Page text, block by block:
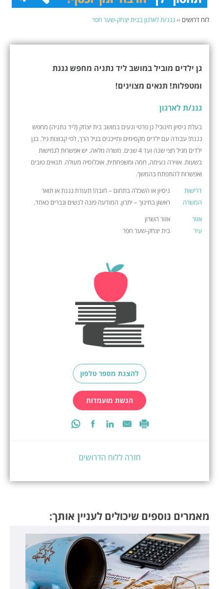
לוח דרושים ››גננ/ת לארגון בבית יצחק-שער חפר
גן ילדים מוביל במושב ליד נתניה מחפש גננת
ומטפלות! תנאים מצוינים!
גננ/ת לארגון
בעלת ניסיון חינוכי? גן פרטי ונעים במושב בית יצחק (ליד נתניה) מחפש
גננת! עבודה עם ילדים מקסימים וחייכנים בגיל הרך, לפי קבוצות גיל. בגן
ילדים מגיל חצי שנה ועד 4 שנים. משרה מלאה. יש אפשרות לגמישות
בשעות. אווירה נעימה, חמה ומשפחתית. אוכלוסיה מעולה. תנאים טובים
ואפשרות להתפתח בהמשך.
דרישות
המשרה
ניסיון או השכלה בתחום – חובה! תעודת גננת או תואר
ראשון בחינוך – יתרון. המודעה פונה לנשים וגברים כאחד.
אזור
אזור השרון
עיר
בית יצחק-שער חפר
להצגת מספר טלפון
הגשת מועמדות
חזרה ללוח הדרושים
מאמרים נוספים שיכולים לעניין אותך: